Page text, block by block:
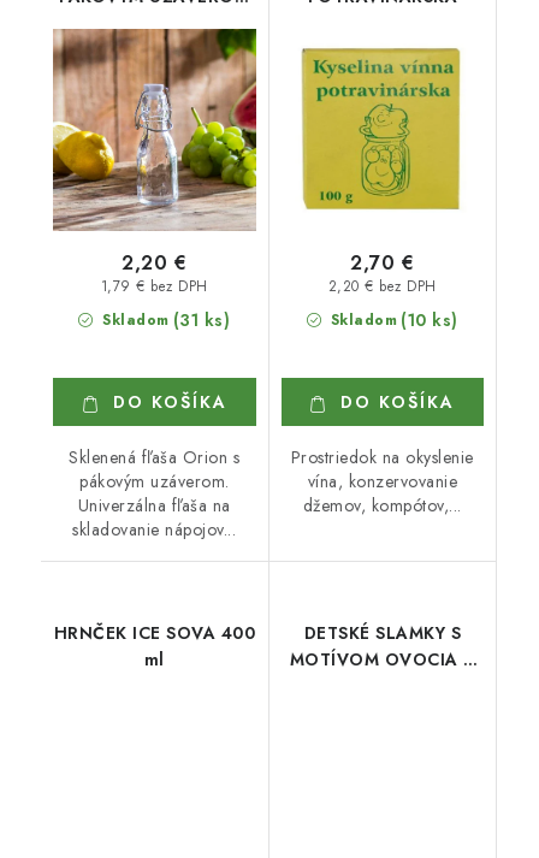
Skladom (31 ks)
1,79 € bez DPH
2,20 €
DO KOŠÍKA
Sklenená fľaša Orion s
pákovým uzáverom.
Univerzálna fľaša na
skladovanie nápojov...
Skladom (10 ks)
2,20 € bez DPH
2,70 €
DO KOŠÍKA
Prostriedok na okyslenie
vína, konzervovanie
džemov, kompótov,...
HRNČEK ICE SOVA 400
ml
DETSKÉ SLAMKY S
MOTÍVOM OVOCIA 3